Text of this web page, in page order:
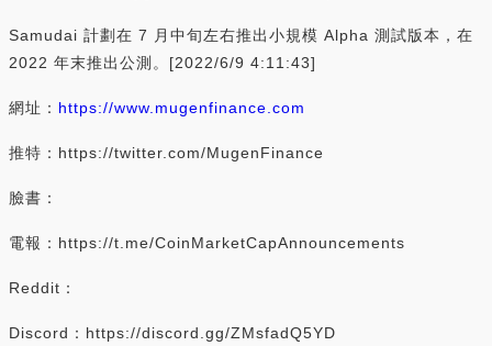
Samudai 計劃在 7 月中旬左右推出小規模 Alpha 測試版本，在
2022 年末推出公測。[2022/6/9 4:11:43]
網址： https://www.mugenfinance.com
推特：https://twitter.com/MugenFinance
臉書：
電報：https://t.me/CoinMarketCapAnnouncements
Reddit：
Discord：https://discord.gg/ZMsfadQ5YD